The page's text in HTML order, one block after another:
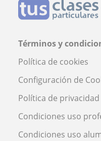
Términos y
Política de cookies
Configuración de
Política de privacidad
Condiciones uso
Condiciones uso